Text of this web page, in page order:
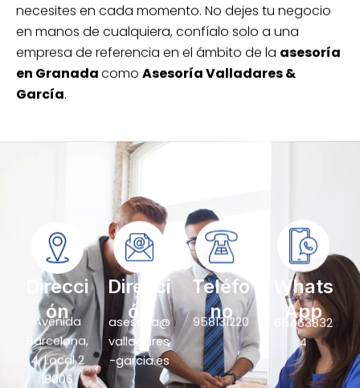
necesites en cada momento. No dejes tu negocio
en manos de cualquiera, confíalo solo a una
empresa de referencia en el ámbito de la asesoría
en Granadacomo Asesoría Valladares &
García.
Direcci
ón
Avenida
Barcelona,
4, Local 2
18006
Direcci
ón
asesoria@
valladares
-garcia.es
Teléfo
no
958131220
Whats
App
65463832
4